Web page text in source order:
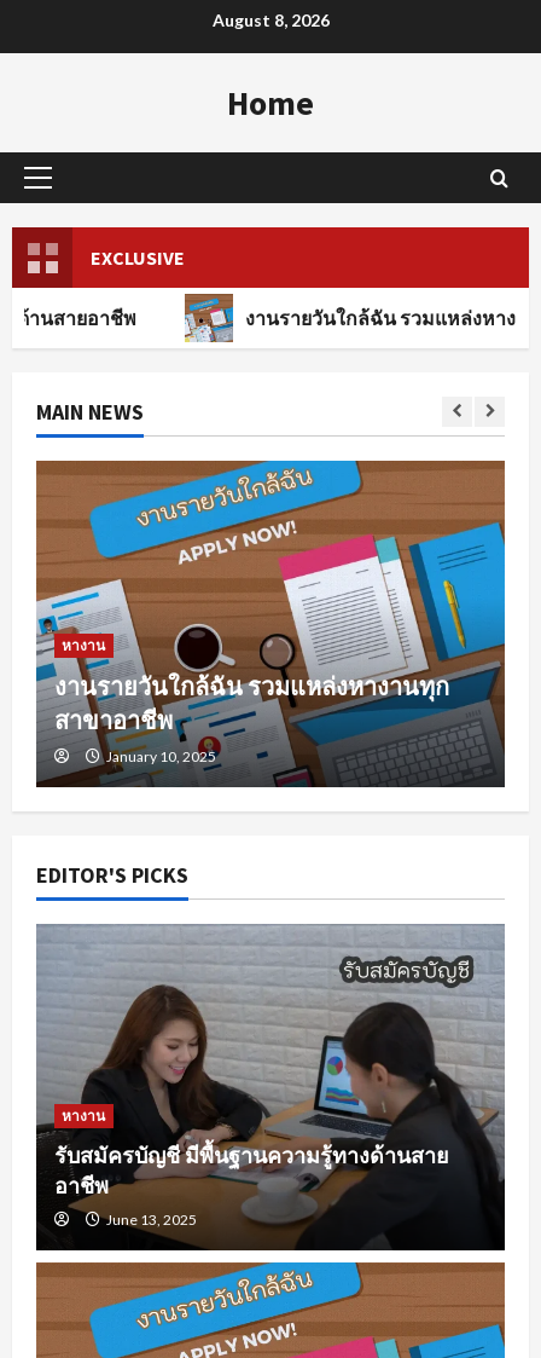
to
August 8, 2026
Home
Primary
EXCLUSIVE
พ งานรายวันใกล้ฉัน รวมแหล่งหางานทุกสาขาอา
MAIN NEWS
หางาน
งานรายวันใกล้ฉัน รวมแหล่งหางานทุก
สาขาอาชีพ
January 10, 2025
EDITOR'S PICKS
หางาน
รับสมัครบัญชี มีพื้นฐานความรู้ทางด้านสาย
อาชีพ
June 13, 2025